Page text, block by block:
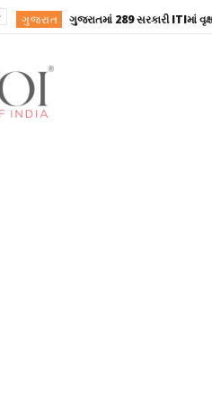
ગુજરાત
ગુજરાત
ગુજરાત